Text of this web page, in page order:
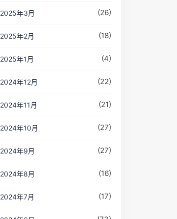
2025年3月 (26)
2025年2月 (18)
2025年1月 (4)
2024年12月 (22)
2024年11月 (21)
2024年10月 (27)
2024年9月 (27)
2024年8月 (16)
2024年7月 (17)